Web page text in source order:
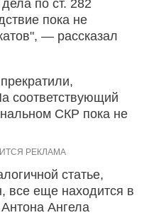
по ст. 282
пока не
— рассказал
соответствующий
СКР пока не
статье,
все еще находится в
Ангела